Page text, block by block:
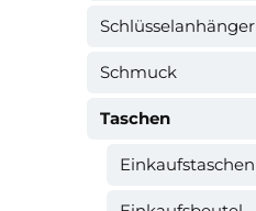
Schlüsselanhänger
Schmuck
Taschen
Einkaufstaschen